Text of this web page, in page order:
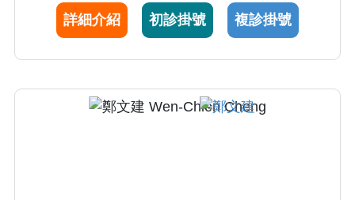
詳細介紹 初診掛號 複診掛號